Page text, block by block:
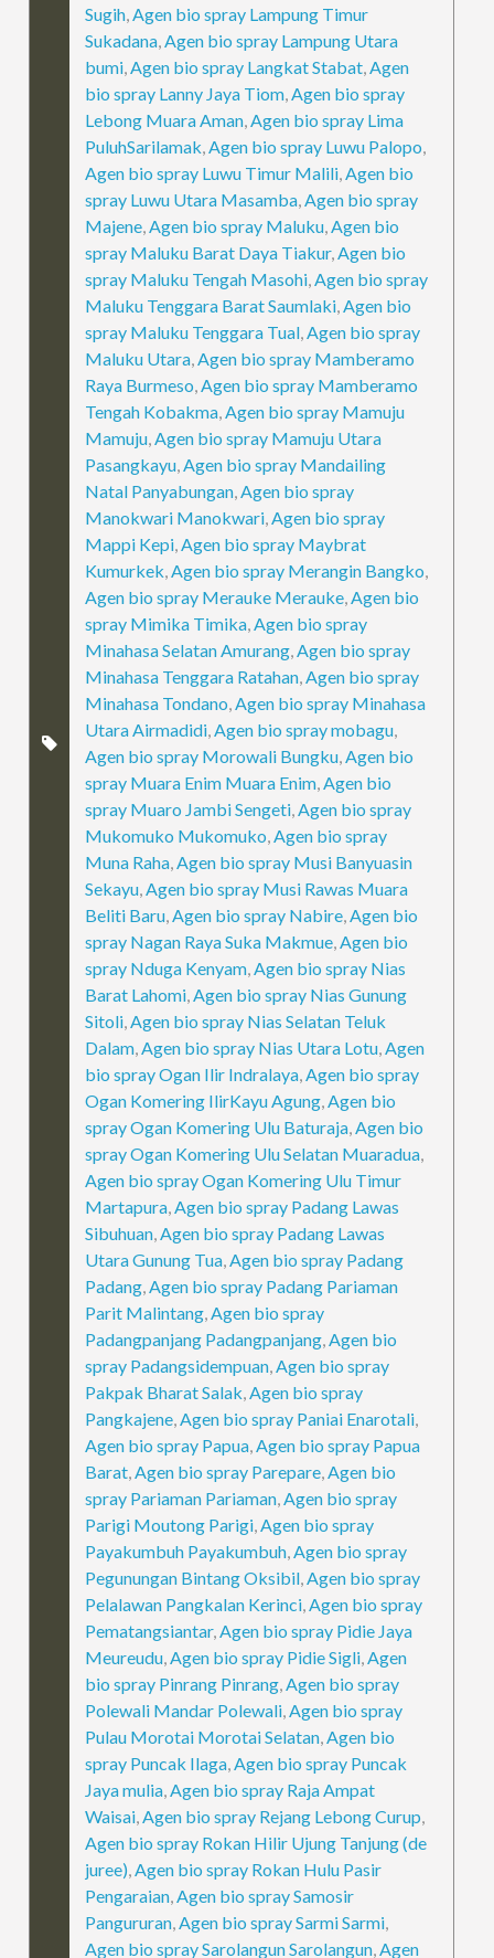
Sugih,Agen bio spray Lampung Timur
Sukadana,Agen bio spray Lampung Utara
bumi,Agen bio spray Langkat Stabat,Agen
bio spray Lanny Jaya Tiom,Agen bio spray
Lebong Muara Aman,Agen bio spray Lima
PuluhSarilamak,Agen bio spray Luwu Palopo,
Agen bio spray Luwu Timur Malili,Agen bio
spray Luwu Utara Masamba,Agen bio spray
Majene,Agen bio spray Maluku,Agen bio
spray Maluku Barat Daya Tiakur,Agen bio
spray Maluku Tengah Masohi,Agen bio spray
Maluku Tenggara Barat Saumlaki,Agen bio
spray Maluku Tenggara Tual,Agen bio spray
Maluku Utara,Agen bio spray Mamberamo
Raya Burmeso,Agen bio spray Mamberamo
Tengah Kobakma,Agen bio spray Mamuju
Mamuju,Agen bio spray Mamuju Utara
Pasangkayu,Agen bio spray Mandailing
Natal Panyabungan,Agen bio spray
Manokwari Manokwari,Agen bio spray
Mappi Kepi,Agen bio spray Maybrat
Kumurkek,Agen bio spray Merangin Bangko,
Agen bio spray Merauke Merauke,Agen bio
spray Mimika Timika,Agen bio spray
Minahasa Selatan Amurang,Agen bio spray
Minahasa Tenggara Ratahan,Agen bio spray
Minahasa Tondano,Agen bio spray Minahasa
Utara Airmadidi,Agen bio spray mobagu,
Agen bio spray Morowali Bungku,Agen bio
spray Muara Enim Muara Enim,Agen bio
spray Muaro Jambi Sengeti,Agen bio spray
Mukomuko Mukomuko,Agen bio spray
Muna Raha,Agen bio spray Musi Banyuasin
Sekayu,Agen bio spray Musi Rawas Muara
Beliti Baru,Agen bio spray Nabire,Agen bio
spray Nagan Raya Suka Makmue,Agen bio
spray Nduga Kenyam,Agen bio spray Nias
Barat Lahomi,Agen bio spray Nias Gunung
Sitoli,Agen bio spray Nias Selatan Teluk
Dalam,Agen bio spray Nias Utara Lotu,Agen
bio spray Ogan Ilir Indralaya,Agen bio spray
Ogan Komering IlirKayu Agung,Agen bio
spray Ogan Komering Ulu Baturaja,Agen bio
spray Ogan Komering Ulu Selatan Muaradua,
Agen bio spray Ogan Komering Ulu Timur
Martapura,Agen bio spray Padang Lawas
Sibuhuan,Agen bio spray Padang Lawas
Utara Gunung Tua,Agen bio spray Padang
Padang,Agen bio spray Padang Pariaman
Parit Malintang,Agen bio spray
Padangpanjang Padangpanjang,Agen bio
spray Padangsidempuan,Agen bio spray
Pakpak Bharat Salak,Agen bio spray
Pangkajene,Agen bio spray Paniai Enarotali,
Agen bio spray Papua,Agen bio spray Papua
Barat,Agen bio spray Parepare,Agen bio
spray Pariaman Pariaman,Agen bio spray
Parigi Moutong Parigi,Agen bio spray
Payakumbuh Payakumbuh,Agen bio spray
Pegunungan Bintang Oksibil,Agen bio spray
Pelalawan Pangkalan Kerinci,Agen bio spray
Pematangsiantar,Agen bio spray Pidie Jaya
Meureudu,Agen bio spray Pidie Sigli,Agen
bio spray Pinrang Pinrang,Agen bio spray
Polewali Mandar Polewali,Agen bio spray
Pulau Morotai Morotai Selatan,Agen bio
spray Puncak Ilaga,Agen bio spray Puncak
Jaya mulia,Agen bio spray Raja Ampat
Waisai,Agen bio spray Rejang Lebong Curup,
Agen bio spray Rokan Hilir Ujung Tanjung (de
juree),Agen bio spray Rokan Hulu Pasir
Pengaraian,Agen bio spray Samosir
Pangururan,Agen bio spray Sarmi Sarmi,
Agen bio spray Sarolangun Sarolangun,Agen